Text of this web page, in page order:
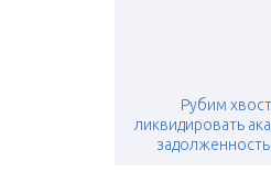
Рубим
ликвидировать
задолженность